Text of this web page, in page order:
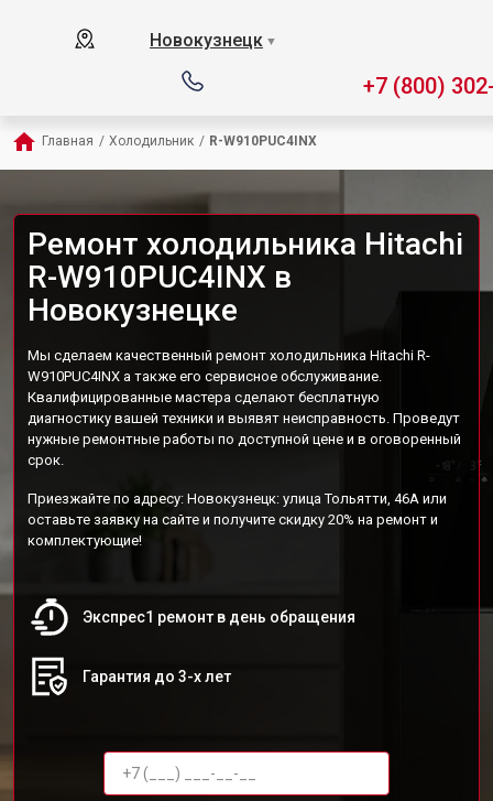
Новокузнецк ▼
+7 (800)
Главная / Холодильник / R-W910PUC4INX
Ремонт холодильника Hitachi
R-W910PUC4INX в
Новокузнецке
Мы сделаем качественный ремонт холодильника Hitachi R-
W910PUC4INX а также его сервисное обслуживание.
Квалифицированные мастера сделают бесплатную
диагностику вашей техники и выявят неисправность. Проведут
нужные ремонтные работы по доступной цене и в оговоренный
срок.
Приезжайте по адресу: Новокузнецк: улица Тольятти, 46А или
оставьте заявку на сайте и получите скидку 20% на ремонт и
комплектующие!
Экспрес1 ремонт в день обращения
Гарантия до 3-х лет